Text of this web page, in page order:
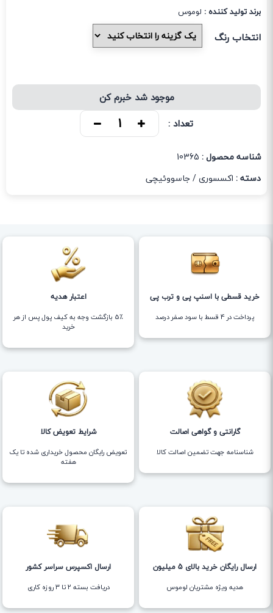
برند تولید کننده : لوموس
انتخاب رنگ
موجود شد خبرم کن
تعداد :
شناسه محصول : 10365
دسته : اکسسوری/جاسووئیچی
خرید قسطی با اسنپ پی و ترب پی
پرداخت در 4 قسط با سود صفر درصد
اعتبار هدیه
5٪ بازگشت وجه به کیف پول پس از هر
خرید
گارانتی و گواهی اصالت
شناسنامه جهت تضمین اصالت کالا
شرایط تعویض کالا
تعویض رایگان محصول خریداری شده تا یک
هفته
ارسال رایگان خرید بالای 5 میلیون
هدیه ویژه مشتریان لوموس
ارسال اکسپرس سراسر کشور
دریافت بسته ۲ تا ۳ روزه کاری